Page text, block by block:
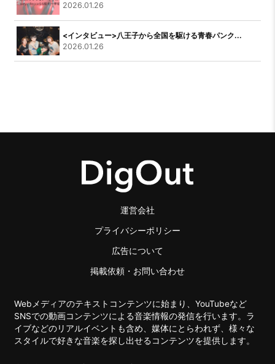
2026.01.26
<インタビュー>八王子から全国を駆ける青春パンク...
2026.01.26
運営会社
プライバシーポリシー
広告について
掲載依頼・お問い合わせ
Webメディアのテキストコンテンツに始まり、YouTubeなど
SNSでの動画コンテンツによる音楽情報の発信を行います。ラ
イブなどのリアルイベントも含め、媒体にとらわれず、様々な
スタイルで好きな音楽を探し出せるコンテンツを提供します。